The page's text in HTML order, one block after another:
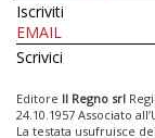
Iscriviti
EMAIL
Scrivici
Editore Il Regno srl
24.10.1957 Associato
La testata usufruisce